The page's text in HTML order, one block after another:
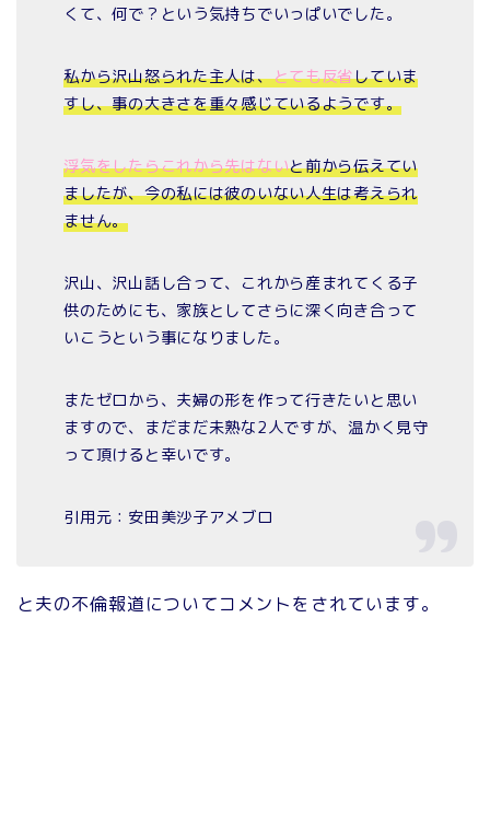
くて、何で？という気持ちでいっぱいでした。
私から沢山怒られた主人は、とても反省していま
すし、事の大きさを重々感じているようです。
浮気をしたらこれから先はないと前から伝えてい
ましたが、今の私には彼のいない人生は考えられ
ません。
沢山、沢山話し合って、これから産まれてくる子
供のためにも、家族としてさらに深く向き合って
いこうという事になりました。
またゼロから、夫婦の形を作って行きたいと思い
ますので、まだまだ未熟な2人ですが、温かく見守
って頂けると幸いです。
引用元：安田美沙子アメブロ
と夫の不倫報道についてコメントをされています。